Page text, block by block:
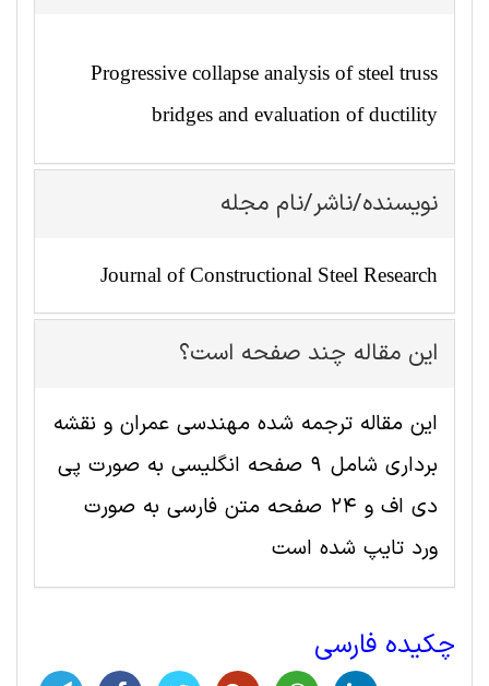
Progressive collapse analysis of steel truss
bridges and evaluation of ductility
نویسنده/ناشر/نام مجله
Journal of Constructional Steel Research
این مقاله چند صفحه است؟
این مقاله ترجمه شده مهندسی عمران و نقشه
برداری شامل 9 صفحه انگلیسی به صورت پی
دی اف و 24 صفحه متن فارسی به صورت
ورد تایپ شده است
چکیده فارسی